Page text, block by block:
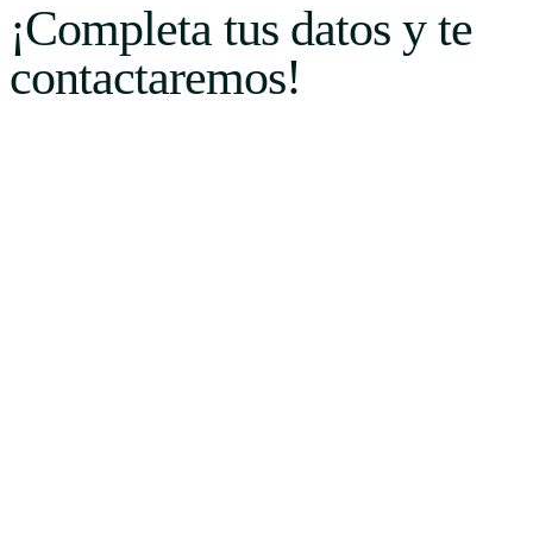
¡Completa tus datos y te
contactaremos!